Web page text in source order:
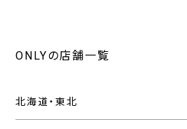
ONLYの店舗一覧
北海道・東北